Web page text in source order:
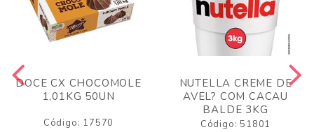
DOCE CX CHOCOMOLE
1,01KG 50UN
Código: 17570
NUTELLA CREME DE
AVEL? COM CACAU
BALDE 3KG
Código: 51801